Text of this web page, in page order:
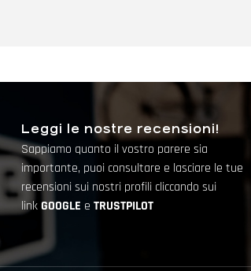
Leggi le nostre recensioni!
Sappiamo quanto il vostro parere sia
importante, puoi consultare e lasciare le tue
recensioni sui nostri profili cliccando sui
linkGOOGLE e TRUSTPILOT